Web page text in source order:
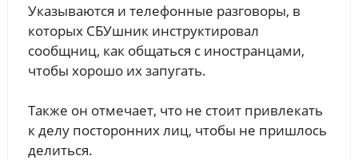
Указываются и телефонные разговоры, в
которых СБУшник инструктировал
сообщниц, как общаться с иностранцами,
чтобы хорошо их запугать.
Также он отмечает, что не стоит привлекать
к делу посторонних лиц, чтобы не пришлось
делиться.